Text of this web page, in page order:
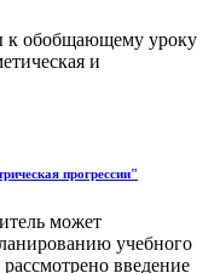
к обобщающему уроку
и
прогрессии"
может
учебного
введение